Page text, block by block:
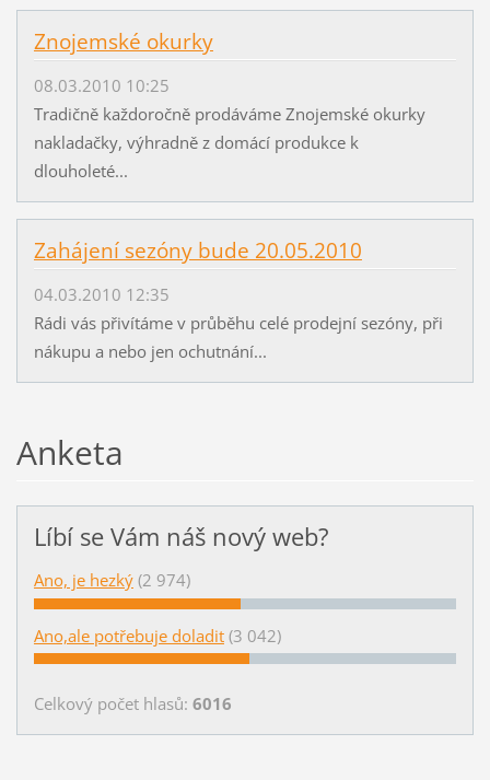
Znojemské okurky
08.03.2010 10:25
Tradičně každoročně prodáváme Znojemské okurky
nakladačky, výhradně z domácí produkce k
dlouholeté...
Zahájení sezóny bude 20.05.2010
04.03.2010 12:35
Rádi vás přivítáme v průběhu celé prodejní sezóny, při
nákupu a nebo jen ochutnání...
Anketa
Líbí se Vám náš nový web?
Ano, je hezký (2 974)
Ano,ale potřebuje doladit (3 042)
Celkový počet hlasů: 6016